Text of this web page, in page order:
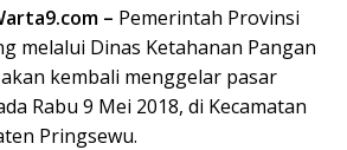
– Pemerintah Provinsi
melalui Dinas Ketahanan Pangan
kembali menggelar pasar
Rabu 9 Mei 2018, di Kecamatan
Pringsewu.